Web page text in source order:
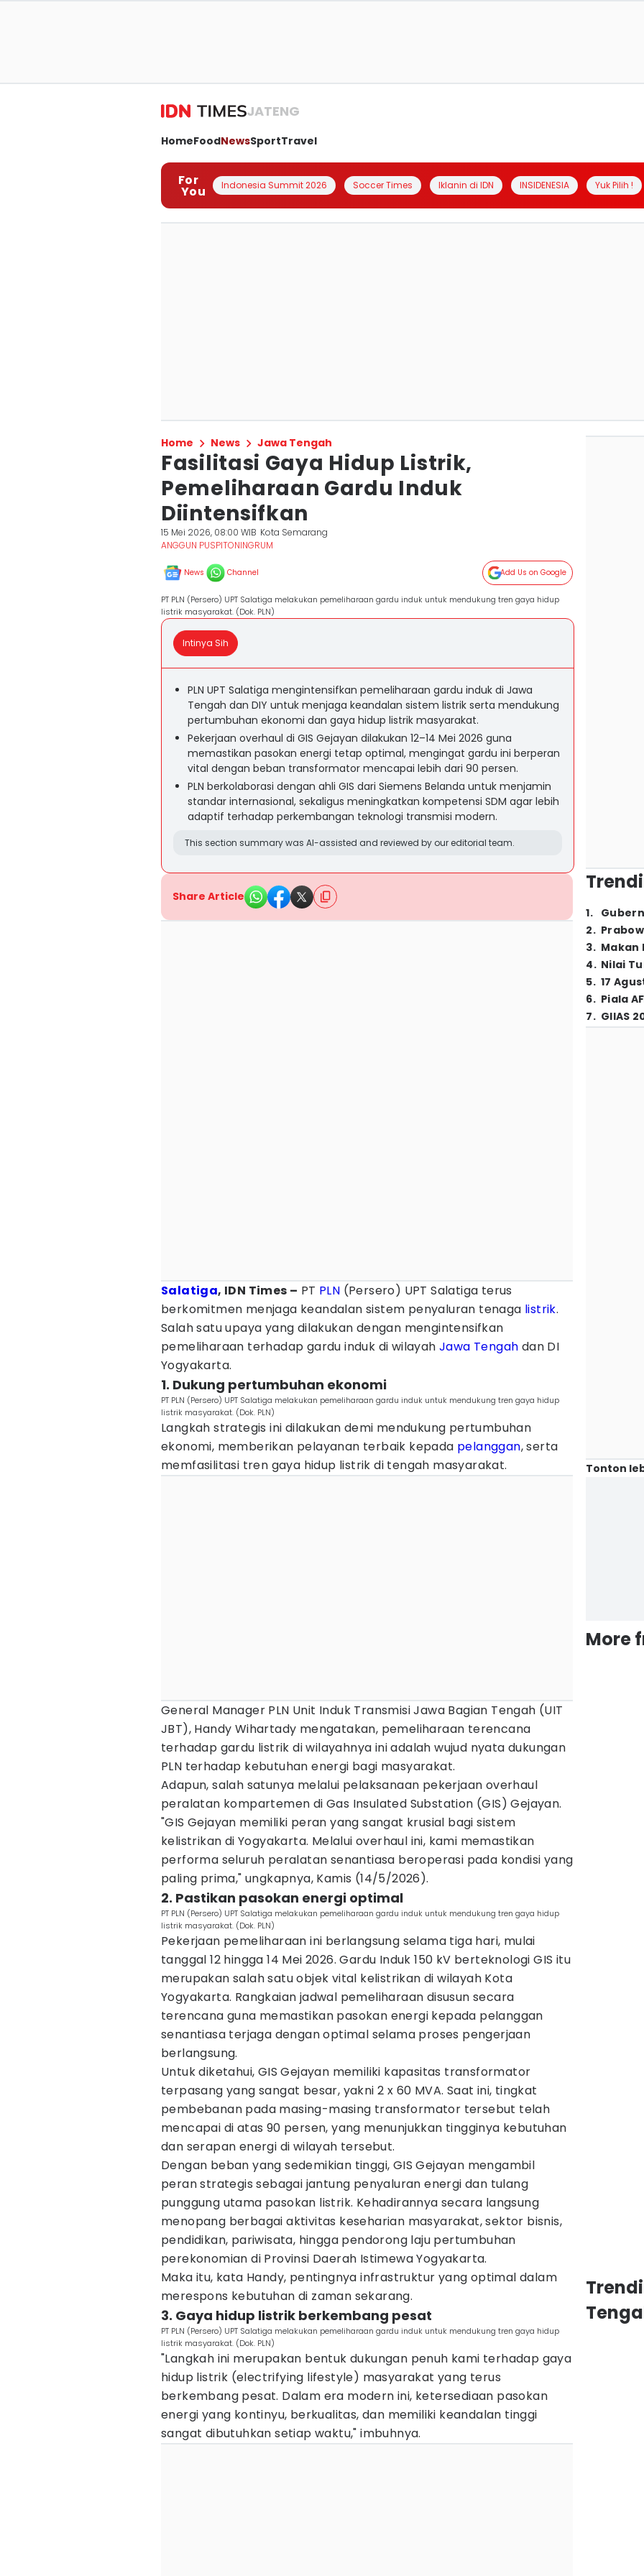
JATENG
HomeFoodNewsSportTravel
For
You Indonesia Summit 2026 Soccer Times Iklanin di IDN INSIDENESIA Yuk Pilih !
Home News Jawa Tengah
Fasilitasi Gaya Hidup Listrik,
Pemeliharaan Gardu Induk
Diintensifkan
15 Mei 2026, 08:00 WIB Kota Semarang
ANGGUN PUSPITONINGRUM
News Channel Add Us on Google
PT PLN (Persero) UPT Salatiga melakukan pemeliharaan gardu induk untuk mendukung tren gaya hidup
listrik masyarakat. (Dok. PLN)
Intinya Sih
PLN UPT Salatiga mengintensifkan pemeliharaan gardu induk di Jawa
Tengah dan DIY untuk menjaga keandalan sistem listrik serta mendukung
pertumbuhan ekonomi dan gaya hidup listrik masyarakat.
Pekerjaan overhaul di GIS Gejayan dilakukan 12–14 Mei 2026 guna
memastikan pasokan energi tetap optimal, mengingat gardu ini berperan
vital dengan beban transformator mencapai lebih dari 90 persen.
PLN berkolaborasi dengan ahli GIS dari Siemens Belanda untuk menjamin
standar internasional, sekaligus meningkatkan kompetensi SDM agar lebih
adaptif terhadap perkembangan teknologi transmisi modern.
This section summary was AI-assisted and reviewed by our editorial team.
Share Article
Salatiga, IDN Times – PT PLN (Persero) UPT Salatiga terus
berkomitmen menjaga keandalan sistem penyaluran tenaga listrik.
Salah satu upaya yang dilakukan dengan mengintensifkan
pemeliharaan terhadap gardu induk di wilayah Jawa Tengah dan DI
Yogyakarta.
1. Dukung pertumbuhan ekonomi
PT PLN (Persero) UPT Salatiga melakukan pemeliharaan gardu induk untuk mendukung tren gaya hidup
listrik masyarakat. (Dok. PLN)
Langkah strategis ini dilakukan demi mendukung pertumbuhan
ekonomi, memberikan pelayanan terbaik kepada pelanggan, serta
memfasilitasi tren gaya hidup listrik di tengah masyarakat.
General Manager PLN Unit Induk Transmisi Jawa Bagian Tengah (UIT
JBT), Handy Wihartady mengatakan, pemeliharaan terencana
terhadap gardu listrik di wilayahnya ini adalah wujud nyata dukungan
PLN terhadap kebutuhan energi bagi masyarakat.
Adapun, salah satunya melalui pelaksanaan pekerjaan overhaul
peralatan kompartemen di Gas Insulated Substation (GIS) Gejayan.
"GIS Gejayan memiliki peran yang sangat krusial bagi sistem
kelistrikan di Yogyakarta. Melalui overhaul ini, kami memastikan
performa seluruh peralatan senantiasa beroperasi pada kondisi yang
paling prima," ungkapnya, Kamis (14/5/2026).
2. Pastikan pasokan energi optimal
PT PLN (Persero) UPT Salatiga melakukan pemeliharaan gardu induk untuk mendukung tren gaya hidup
listrik masyarakat. (Dok. PLN)
Pekerjaan pemeliharaan ini berlangsung selama tiga hari, mulai
tanggal 12 hingga 14 Mei 2026. Gardu Induk 150 kV berteknologi GIS itu
merupakan salah satu objek vital kelistrikan di wilayah Kota
Yogyakarta. Rangkaian jadwal pemeliharaan disusun secara
terencana guna memastikan pasokan energi kepada pelanggan
senantiasa terjaga dengan optimal selama proses pengerjaan
berlangsung.
Untuk diketahui, GIS Gejayan memiliki kapasitas transformator
terpasang yang sangat besar, yakni 2 x 60 MVA. Saat ini, tingkat
pembebanan pada masing-masing transformator tersebut telah
mencapai di atas 90 persen, yang menunjukkan tingginya kebutuhan
dan serapan energi di wilayah tersebut.
Dengan beban yang sedemikian tinggi, GIS Gejayan mengambil
peran strategis sebagai jantung penyaluran energi dan tulang
punggung utama pasokan listrik. Kehadirannya secara langsung
menopang berbagai aktivitas keseharian masyarakat, sektor bisnis,
pendidikan, pariwisata, hingga pendorong laju pertumbuhan
perekonomian di Provinsi Daerah Istimewa Yogyakarta.
Maka itu, kata Handy, pentingnya infrastruktur yang optimal dalam
merespons kebutuhan di zaman sekarang.
3. Gaya hidup listrik berkembang pesat
PT PLN (Persero) UPT Salatiga melakukan pemeliharaan gardu induk untuk mendukung tren gaya hidup
listrik masyarakat. (Dok. PLN)
"Langkah ini merupakan bentuk dukungan penuh kami terhadap gaya
hidup listrik (electrifying lifestyle) masyarakat yang terus
berkembang pesat. Dalam era modern ini, ketersediaan pasokan
energi yang kontinyu, berkualitas, dan memiliki keandalan tinggi
sangat dibutuhkan setiap waktu," imbuhnya.
1.
2.
3. Makan
4. Nilai
5. 17
6. Piala
7. GIIAS
Tonton
More